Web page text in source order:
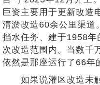
巨资主要用于更新改造
清淤改造60余公里渠道
挡水任务、建于1958年
次改造范围内。当数千
依然是那座运行了66年
如果说灌区改造未触